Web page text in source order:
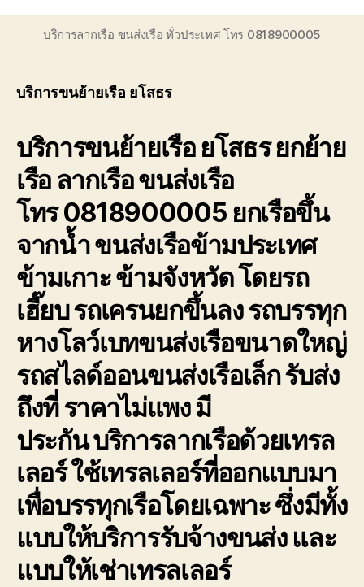
ตอบ
และ
ได้
มาตรฐาน
ระหว่าง
การ
ยก
ย้าย
การ
เดิน
ทาง
ขนส่ง
เรือ
ให้
ถึงที่
หมาย
บริการลากเรือ ขนส่งเรือ ทั่วประเทศ โทร 0818900005
บริการขนย้ายเรือ ยโสธร
บริการขนย้ายเรือ ยโสธร ยกย้าย
เรือ ลากเรือ ขนส่งเรือ
โทร 0818900005 ยกเรือขึ้น
จากน้ำ ขนส่งเรือข้ามประเทศ
ข้ามเกาะ ข้ามจังหวัด โดยรถ
เฮี๊ยบ รถเครนยกขึ้นลง รถบรรทุก
หางโลว์เบทขนส่งเรือขนาดใหญ่
รถสไลด์ออนขนส่งเรือเล็ก รับส่ง
ถึงที่ ราคาไม่แพง มี
ประกันบริการลากเรือด้วยเทรล
เลอร์ใช้เทรลเลอร์ที่ออกแบบมา
เพื่อบรรทุกเรือโดยเฉพาะ ซึ่งมีทั้ง
แบบให้บริการรับจ้างขนส่ง และ
แบบให้เช่าเทรลเลอร์